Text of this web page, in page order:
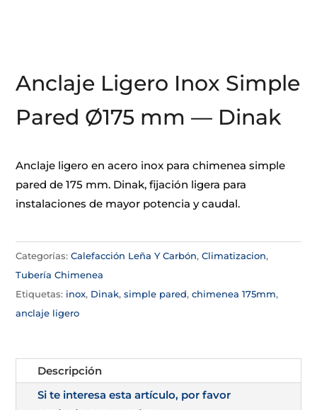
Anclaje Ligero Inox Simple
Pared Ø175 mm — Dinak
Anclaje ligero en acero inox para chimenea simple
pared de 175 mm. Dinak, fijación ligera para
instalaciones de mayor potencia y caudal.
Categorías:Calefacción Leña Y Carbón,Climatizacion,
Tubería Chimenea
Etiquetas: inox, Dinak,simple pared,chimenea 175mm,
anclaje ligero
Descripción
Si te interesa esta artículo, por favor